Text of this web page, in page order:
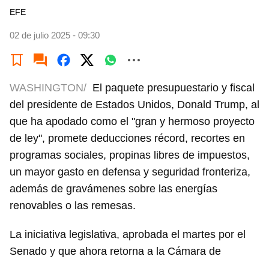
EFE
02 de julio 2025 - 09:30
WASHINGTON/ El paquete presupuestario y fiscal
del presidente de Estados Unidos, Donald Trump, al
que ha apodado como el "gran y hermoso proyecto
de ley", promete deducciones récord, recortes en
programas sociales, propinas libres de impuestos,
un mayor gasto en defensa y seguridad fronteriza,
además de gravámenes sobre las energías
renovables o las remesas.
La iniciativa legislativa, aprobada el martes por el
Senado y que ahora retorna a la Cámara de